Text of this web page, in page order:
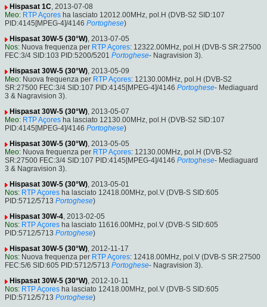
Hispasat 1C, 2013-07-08
Meo: RTP Açores ha lasciato 12012.00MHz, pol.H (DVB-S2 SID:107
PID:4145[MPEG-4]/4146 Portoghese)
Hispasat 30W-5 (30°W), 2013-07-05
Nos: Nuova frequenza per RTP Açores: 12322.00MHz, pol.H (DVB-S SR:27500
FEC:3/4 SID:103 PID:5200/5201 Portoghese- Nagravision 3).
Hispasat 30W-5 (30°W), 2013-05-09
Meo: Nuova frequenza per RTP Açores: 12130.00MHz, pol.H (DVB-S2
SR:27500 FEC:3/4 SID:107 PID:4145[MPEG-4]/4146 Portoghese- Mediaguard
3 & Nagravision 3).
Hispasat 30W-5 (30°W), 2013-05-07
Meo: RTP Açores ha lasciato 12130.00MHz, pol.H (DVB-S2 SID:107
PID:4145[MPEG-4]/4146 Portoghese)
Hispasat 30W-5 (30°W), 2013-05-05
Meo: Nuova frequenza per RTP Açores: 12130.00MHz, pol.H (DVB-S2
SR:27500 FEC:3/4 SID:107 PID:4145[MPEG-4]/4146 Portoghese- Mediaguard
3 & Nagravision 3).
Hispasat 30W-5 (30°W), 2013-05-01
Nos: RTP Açores ha lasciato 12418.00MHz, pol.V (DVB-S SID:605
PID:5712/5713 Portoghese)
Hispasat 30W-4, 2013-02-05
Nos: RTP Açores ha lasciato 11616.00MHz, pol.V (DVB-S SID:605
PID:5712/5713 Portoghese)
Hispasat 30W-5 (30°W), 2012-11-17
Nos: Nuova frequenza per RTP Açores: 12418.00MHz, pol.V (DVB-S SR:27500
FEC:5/6 SID:605 PID:5712/5713 Portoghese- Nagravision 3).
Hispasat 30W-5 (30°W), 2012-10-11
Nos: RTP Açores ha lasciato 12418.00MHz, pol.V (DVB-S SID:605
PID:5712/5713 Portoghese)